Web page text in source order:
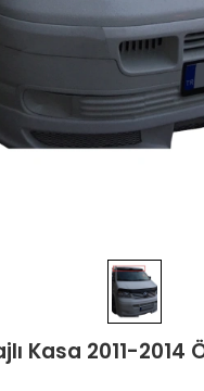
Kasa 2011-2014